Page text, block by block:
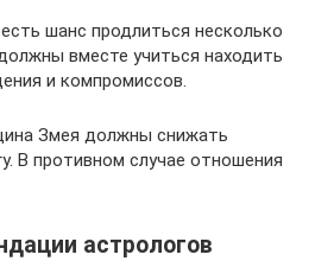
шанс продлиться несколько
вместе учиться находить
и компромиссов.
Змея должны снижать
В противном случае отношения
астрологов